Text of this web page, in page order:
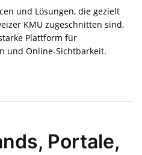
und Lösungen, die gezielt
KMU zugeschnitten sind,
Plattform für
und Online-Sichtbarkeit.
Portale,